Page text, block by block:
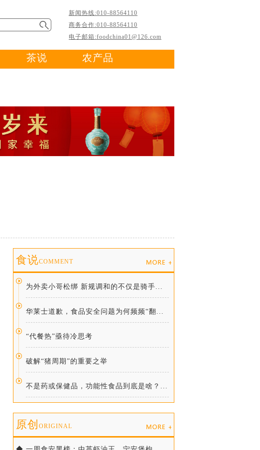
新闻热线:010-88564110
商务合作:010-88564110
电子邮箱:foodchina01@126.com
茶说 农产品
食说COMMENT
为外卖小哥松绑 新规调和的不仅是骑手...
华莱士道歉，食品安全问题为何频频“翻...
“代餐热”亟待冷思考
破解“猪周期”的重要之举
不是药或保健品，功能性食品到底是啥？...
原创 ORIGINAL